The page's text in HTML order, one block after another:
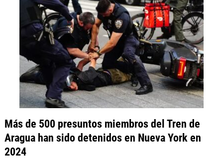
Más de 500 presuntos miembros del Tren de
Aragua han sido detenidos en Nueva York en
2024